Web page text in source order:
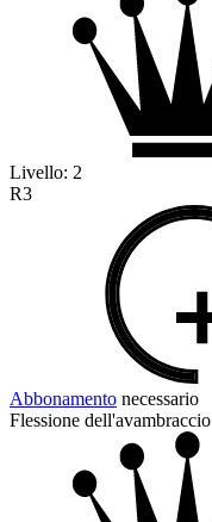
Livello: 2
R3
Abbonamento necessario
Flessione dell'avambraccio